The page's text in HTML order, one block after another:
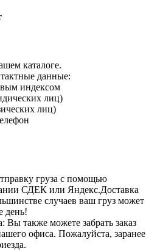
каталоге.
данные:
индексом
лиц)
лиц)
груза с помощью
СДЕК или Яндекс.Доставка
случаев ваш груз может
день!
Вы также можете забрать заказ
офиса. Пожалуйста, заранее